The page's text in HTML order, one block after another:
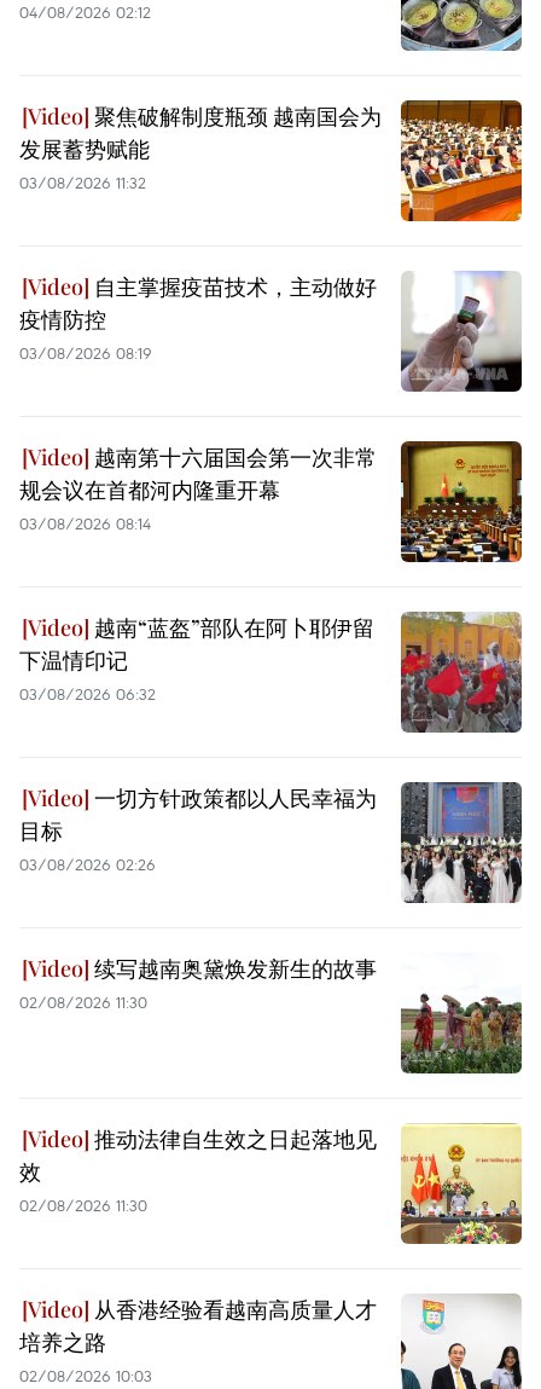
04/08/2026 02:12
聚焦破解制度瓶颈 越南国会为
发展蓄势赋能
03/08/2026 11:32
自主掌握疫苗技术，主动做好
疫情防控
03/08/2026 08:19
越南第十六届国会第一次非常
规会议在首都河内隆重开幕
03/08/2026 08:14
越南“蓝盔”部队在阿卜耶伊留
下温情印记
03/08/2026 06:32
一切方针政策都以人民幸福为
目标
03/08/2026 02:26
续写越南奥黛焕发新生的故事
02/08/2026 11:30
推动法律自生效之日起落地见
效
02/08/2026 11:30
从香港经验看越南高质量人才
培养之路
02/08/2026 10:03